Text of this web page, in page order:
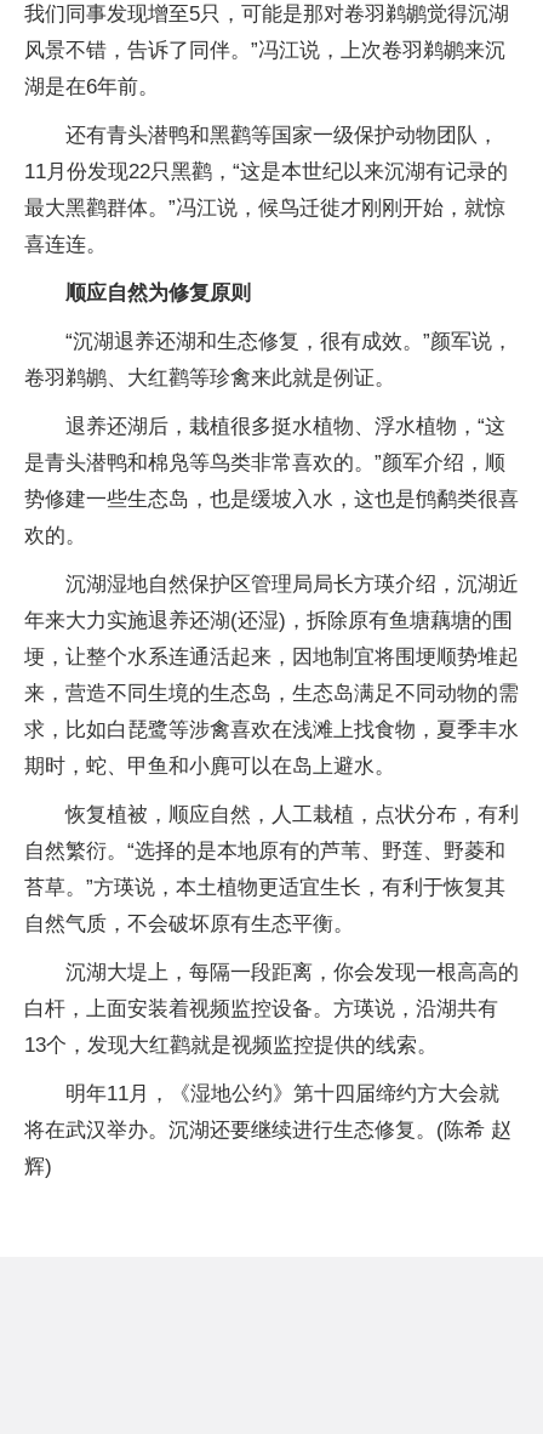
我们同事发现增至5只，可能是那对卷羽鹈鹕觉得沉湖
风景不错，告诉了同伴。”冯江说，上次卷羽鹈鹕来沉
湖是在6年前。
还有青头潜鸭和黑鹳等国家一级保护动物团队，
11月份发现22只黑鹳，“这是本世纪以来沉湖有记录的
最大黑鹳群体。”冯江说，候鸟迁徙才刚刚开始，就惊
喜连连。
顺应自然为修复原则
“沉湖退养还湖和生态修复，很有成效。”颜军说，
卷羽鹈鹕、大红鹳等珍禽来此就是例证。
退养还湖后，栽植很多挺水植物、浮水植物，“这
是青头潜鸭和棉凫等鸟类非常喜欢的。”颜军介绍，顺
势修建一些生态岛，也是缓坡入水，这也是鸻鹬类很喜
欢的。
沉湖湿地自然保护区管理局局长方瑛介绍，沉湖近
年来大力实施退养还湖(还湿)，拆除原有鱼塘藕塘的围
埂，让整个水系连通活起来，因地制宜将围埂顺势堆起
来，营造不同生境的生态岛，生态岛满足不同动物的需
求，比如白琵鹭等涉禽喜欢在浅滩上找食物，夏季丰水
期时，蛇、甲鱼和小麂可以在岛上避水。
恢复植被，顺应自然，人工栽植，点状分布，有利
自然繁衍。“选择的是本地原有的芦苇、野莲、野菱和
苔草。”方瑛说，本土植物更适宜生长，有利于恢复其
自然气质，不会破坏原有生态平衡。
沉湖大堤上，每隔一段距离，你会发现一根高高的
白杆，上面安装着视频监控设备。方瑛说，沿湖共有
13个，发现大红鹳就是视频监控提供的线索。
明年11月，《湿地公约》第十四届缔约方大会就
将在武汉举办。沉湖还要继续进行生态修复。(陈希 赵
辉)